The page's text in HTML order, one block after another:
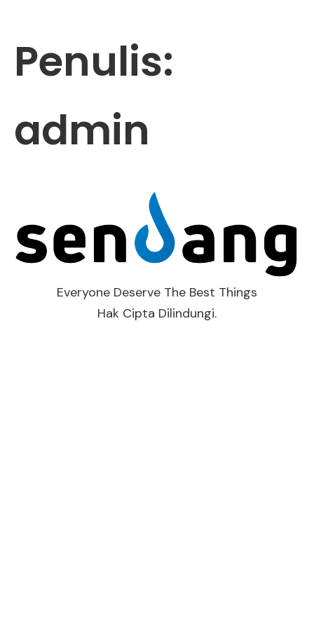
Penulis:
admin
Everyone Deserve The Best Things
Hak Cipta Dilindungi.